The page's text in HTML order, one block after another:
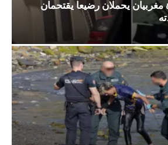
يحملان رضيعا يقتحمان